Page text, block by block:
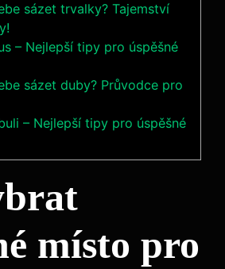
sázet trvalky? Tajemství
– Nejlepší tipy pro úspěšné
sázet duby? Průvodce pro
– Nejlepší tipy pro úspěšné
⁤místo pro